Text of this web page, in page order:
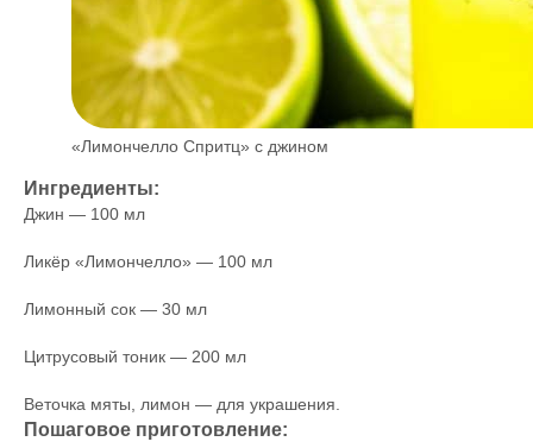
«Лимончелло Спритц» с джином
Ингредиенты:
Джин — 100 мл
Ликёр «Лимончелло» — 100 мл
Лимонный сок — 30 мл
Цитрусовый тоник — 200 мл
Веточка мяты, лимон — для украшения.
Пошаговое приготовление: